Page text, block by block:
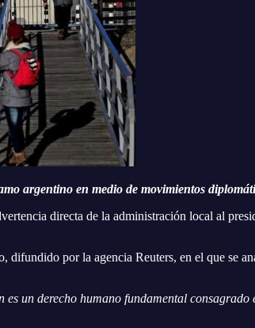
argentino en medio de movimientos
directa de la administración local al
por la agencia Reuters, en el que se
es un derecho humano fundamental